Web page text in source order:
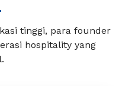
tinggi, para founder
hospitality yang